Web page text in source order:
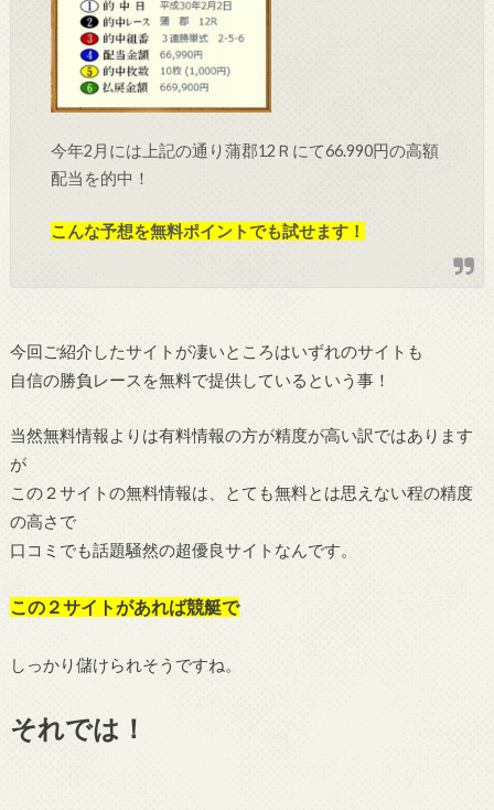
今年2月には上記の通り蒲郡12Ｒにて66.990円の高額
配当を的中！
こんな予想を無料ポイントでも試せます！
今回ご紹介したサイトが凄いところはいずれのサイトも
自信の勝負レースを無料で提供しているという事！
当然無料情報よりは有料情報の方が精度が高い訳ではあります
が
この２サイトの無料情報は、とても無料とは思えない程の精度
の高さで
口コミでも話題騒然の超優良サイトなんです。
この２サイトがあれば競艇で
しっかり儲けられそうですね。
それでは！